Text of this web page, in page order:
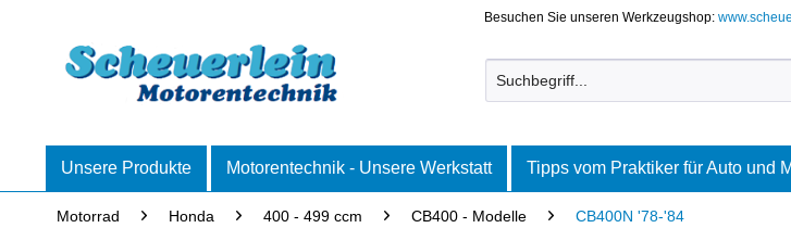
Besuchen Sie unseren Werkzeugshop:
Unsere Produkte Motorentechnik - Unsere Werkstatt Tipps vom Praktiker für Auto und
Motorrad Honda 400 - 499 ccm CB400 - Modelle CB400N '78-'84